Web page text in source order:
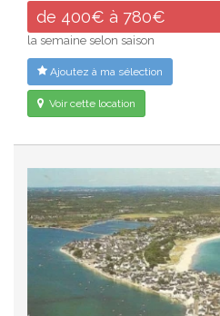
de 400€ à 780€
la semaine selon saison
Ajoutez à ma sélection
Voir cette location